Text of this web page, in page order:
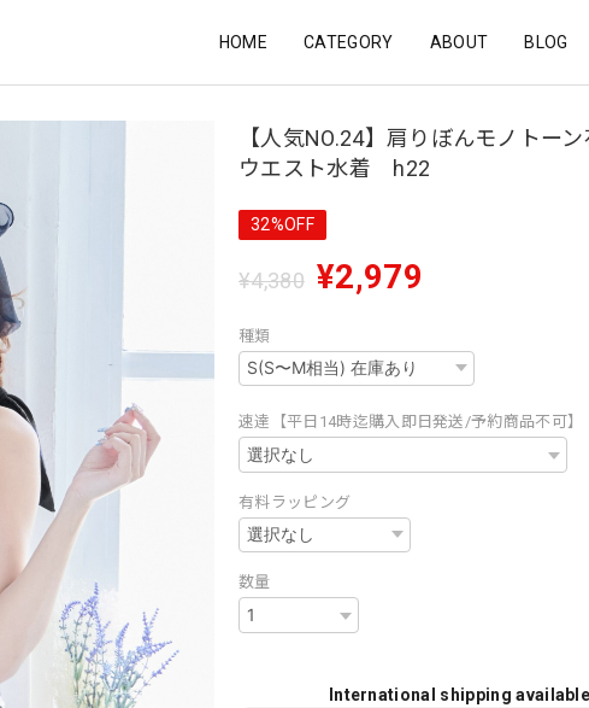
HOME CATEGORY ABOUT BLOG
【人気NO.24】肩りぼんモノトー
ウエスト水着 h22
32%OFF
¥4,380 ¥2,979
種類
速達【平日14時迄購入即日発送/予約商品不可】
有料ラッピング
数量
International shipping